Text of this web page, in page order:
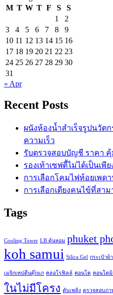
M T W T F S
S
1
2
3
4 5 6 7 8
9
10 11 12 13 14 15 16
17 18 19 20 21 22 23
24 25 26 27 28 29 30
31
« Apr
Recent Posts
ผนังห้องน้ำสำเร็จรูปนวัต
ความเร็ว
รับตรวจสอบบัญชี ราคา
รองเท้าเซฟตี้ไม่ได้เป็นเพี
การเลือกโคมไฟห้อยเพด
การเลือกเตียงคนไข้ที่สา
Tags
Cooling Tower LB ต้นหอม phuket
koh samui Silica Gel กระเป๋าผ้า
เมจิกเทปตีนตุ๊กแก คลอโรฟิลล์ คอนโด คอนโดมิ
ในไม่มีโครง ดับเพลิง ตรวจสอบภา